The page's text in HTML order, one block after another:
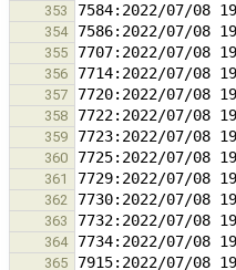
353
354
355
356
357
358
359
360
361
362
363
364
365